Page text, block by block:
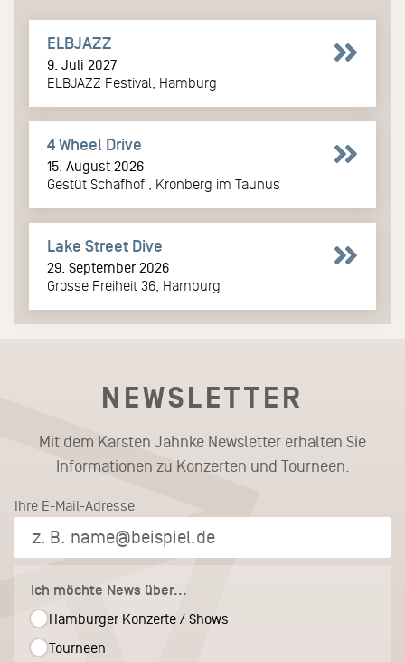
ELBJAZZ
9. Juli 2027
ELBJAZZ Festival, Hamburg
4 Wheel Drive
15. August 2026
Gestüt Schafhof , Kronberg im Taunus
Lake Street Dive
29. September 2026
Grosse Freiheit 36, Hamburg
NEWSLETTER
Mit dem Karsten Jahnke Newsletter erhalten Sie
Informationen zu Konzerten und Tourneen.
Ihre E-Mail-Adresse
Ich möchte News über...
Hamburger Konzerte / Shows
Tourneen